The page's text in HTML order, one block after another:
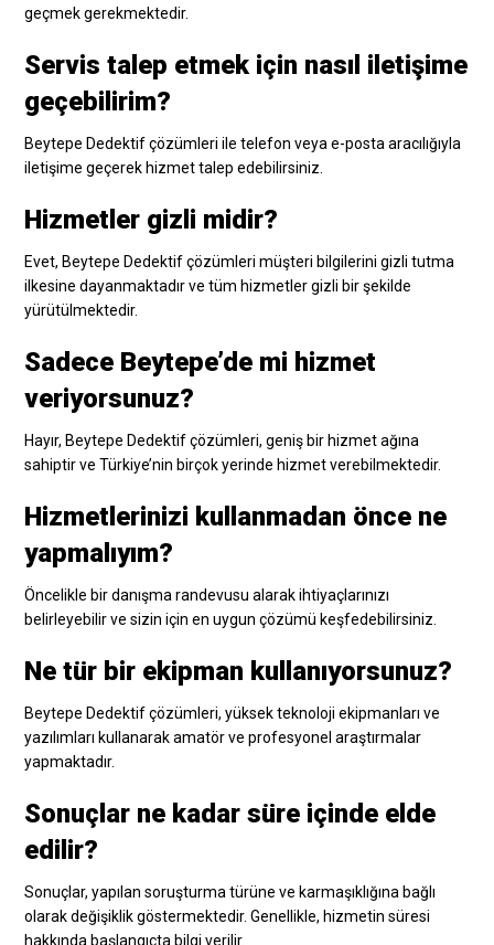
geçmek gerekmektedir.
Servis talep etmek için nasıl iletişime
geçebilirim?
Beytepe Dedektif çözümleri ile telefon veya e-posta aracılığıyla
iletişime geçerek hizmet talep edebilirsiniz.
Hizmetler gizli midir?
Evet, Beytepe Dedektif çözümleri müşteri bilgilerini gizli tutma
ilkesine dayanmaktadır ve tüm hizmetler gizli bir şekilde
yürütülmektedir.
Sadece Beytepe’de mi hizmet
veriyorsunuz?
Hayır, Beytepe Dedektif çözümleri, geniş bir hizmet ağına
sahiptir ve Türkiye’nin birçok yerinde hizmet verebilmektedir.
Hizmetlerinizi kullanmadan önce ne
yapmalıyım?
Öncelikle bir danışma randevusu alarak ihtiyaçlarınızı
belirleyebilir ve sizin için en uygun çözümü keşfedebilirsiniz.
Ne tür bir ekipman kullanıyorsunuz?
Beytepe Dedektif çözümleri, yüksek teknoloji ekipmanları ve
yazılımları kullanarak amatör ve profesyonel araştırmalar
yapmaktadır.
Sonuçlar ne kadar süre içinde elde
edilir?
Sonuçlar, yapılan soruşturma türüne ve karmaşıklığına bağlı
olarak değişiklik göstermektedir. Genellikle, hizmetin süresi
hakkında başlangıçta bilgi verilir.